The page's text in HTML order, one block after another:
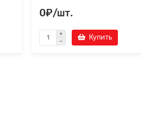
0₽/шт.
Купить